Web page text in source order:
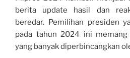
berita update hasil dan
beredar. Pemilihan presiden
pada tahun 2024 ini
yang banyak diperbincangkan